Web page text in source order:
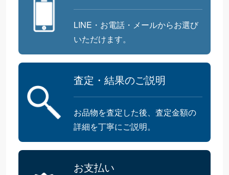
LINE・お電話・メールからお選び
いただけます。
査定・結果のご説明
お品物を査定した後、査定金額の
詳細を丁寧にご説明。
お支払い